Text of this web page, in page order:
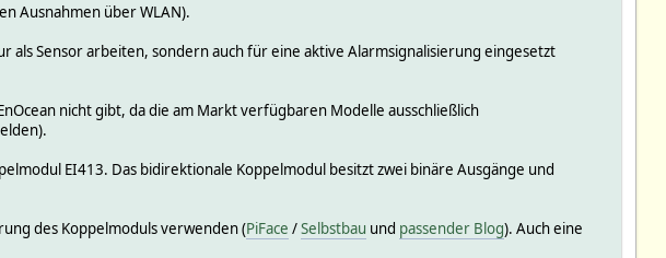
Ausnahmen über WLAN).
als Sensor arbeiten, sondern auch für eine aktive Alarmsignalisierung eingesetzt
nicht gibt, da die am Markt verfügbaren Modelle ausschließlich
EI413. Das bidirektionale Koppelmodul besitzt zwei binäre Ausgänge und
des Koppelmoduls verwenden (PiFace /Selbstbau und passender Blog). Auch eine